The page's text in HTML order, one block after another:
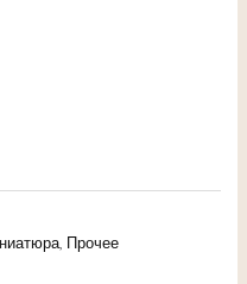
, Прочее